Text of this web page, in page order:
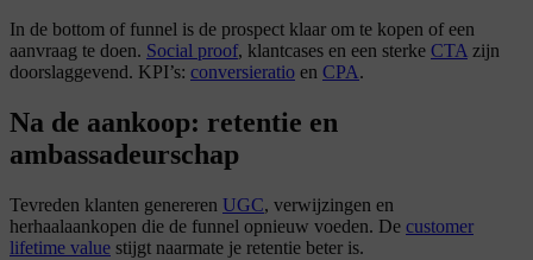
In de bottom of funnel is de prospect klaar om te kopen of een
aanvraag te doen. Social proof, klantcases en een sterke CTA zijn
doorslaggevend. KPI’s: conversieratio en CPA.
Na de aankoop: retentie en
ambassadeurschap
Tevreden klanten genereren UGC, verwijzingen en
herhaalaankopen die de funnel opnieuw voeden. De customer
lifetime value stijgt naarmate je retentie beter is.